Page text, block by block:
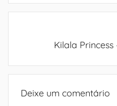
Kilala
Deixe um comentário